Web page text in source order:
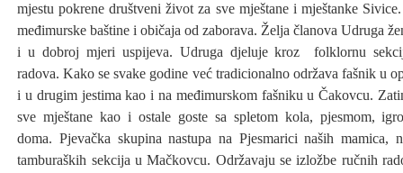
mjestu pokrene društveni život za sve mještane i mještanke
međimurske baštine i običaja od zaborava. Želja članova Udruga
i u dobroj mjeri uspijeva. Udruga djeluje kroz folklornu
radova. Kako se svake godine već tradicionalno održava fašnik u
i u drugim jestima kao i na međimurskom fašniku u Čakovcu.
sve mještane kao i ostale goste sa spletom kola, pjesmom,
doma. Pjevačka skupina nastupa na Pjesmarici naših
tamburaških sekcija u Mačkovcu. Održavaju se izložbe ručnih